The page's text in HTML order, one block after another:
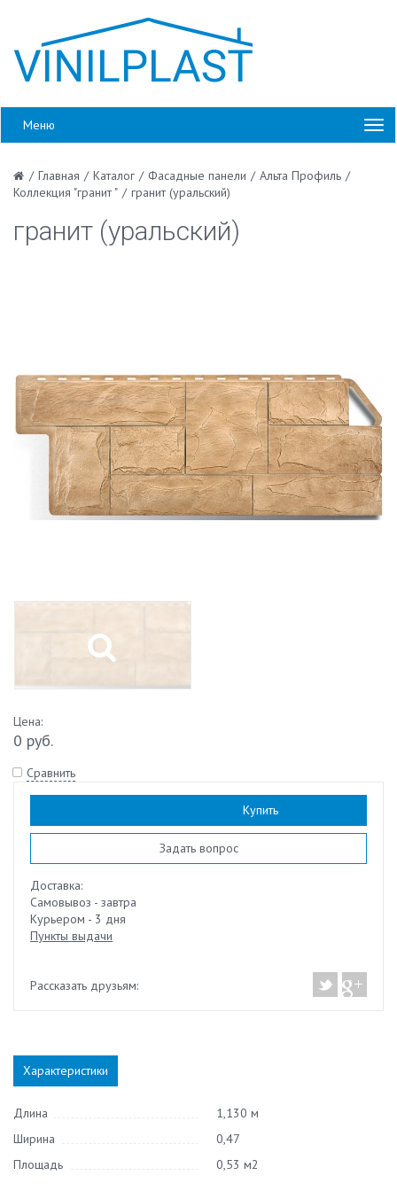
Меню
/ Главная / Каталог / Фасадные панели / Альта Профиль /
Коллекция "гранит " / гранит (уральский)
гранит (уральский)
Цена:
0 руб.
Сравнить
Купить
Задать вопрос
Доставка:
Самовывоз - завтра
Курьером - 3 дня
Пункты выдачи
Рассказать друзьям:
Характеристики
Длина
1,130 м
Ширина
0,47
Площадь
0,53 м2